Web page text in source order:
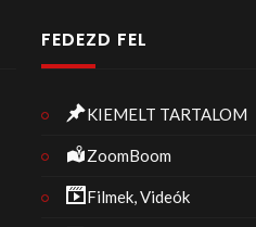
FEDEZD FEL
KIEMELT TARTALOM
ZoomBoom
Filmek, Videók